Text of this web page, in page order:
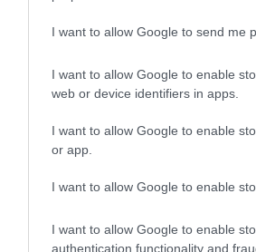
I want to allow Google to send me
I want to allow Google to enable
web or device identifiers in apps.
I want to allow Google to enable
or app.
I want to allow Google to enable
I want to allow Google to enable
authentication functionality and